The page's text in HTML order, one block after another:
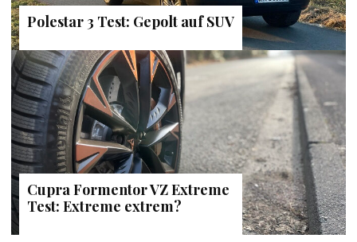
Polestar 3 Test: Gepolt auf SUV
Cupra Formentor VZ Extreme
Test: Extreme extrem?